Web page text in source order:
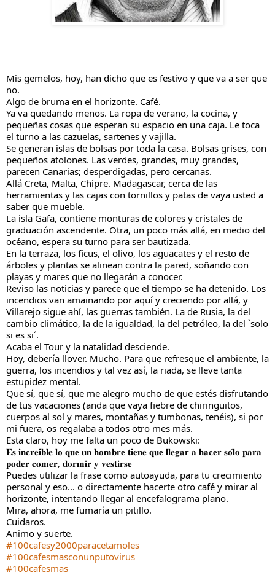
Mis gemelos, hoy, han dicho que es festivo y que va a ser que
no.
Algo de bruma en el horizonte. Café.
Ya va quedando menos. La ropa de verano, la cocina, y
pequeñas cosas que esperan su espacio en una caja. Le toca
el turno a las cazuelas, sartenes y vajilla.
Se generan islas de bolsas por toda la casa. Bolsas grises, con
pequeños atolones. Las verdes, grandes, muy grandes,
parecen Canarias; desperdigadas, pero cercanas.
Allá Creta, Malta, Chipre. Madagascar, cerca de las
herramientas y las cajas con tornillos y patas de vaya usted a
saber que mueble.
La isla Gafa, contiene monturas de colores y cristales de
graduación ascendente. Otra, un poco más allá, en medio del
océano, espera su turno para ser bautizada.
En la terraza, los ficus, el olivo, los aguacates y el resto de
árboles y plantas se alinean contra la pared, soñando con
playas y mares que no llegarán a conocer.
Reviso las noticias y parece que el tiempo se ha detenido. Los
incendios van amainando por aquí y creciendo por allá, y
Villarejo sigue ahí, las guerras también. La de Rusia, la del
cambio climático, la de la igualdad, la del petróleo, la del `solo
si es si´.
Acaba el Tour y la natalidad desciende.
Hoy, debería llover. Mucho. Para que refresque el ambiente, la
guerra, los incendios y tal vez así, la riada, se lleve tanta
estupidez mental.
Que sí, que sí, que me alegro mucho de que estés disfrutando
de tus vacaciones (anda que vaya fiebre de chiringuitos,
cuerpos al sol y mares, montañas y tumbonas, tenéis), si por
mi fuera, os regalaba a todos otro mes más.
Esta claro, hoy me falta un poco de Bukowski:
𝐄𝐬 𝐢𝐧𝐜𝐫𝐞𝐢́𝐛𝐥𝐞 𝐥𝐨 𝐪𝐮𝐞 𝐮𝐧 𝐡𝐨𝐦𝐛𝐫𝐞 𝐭𝐢𝐞𝐧𝐞 𝐪𝐮𝐞 𝐥𝐥𝐞𝐠𝐚𝐫 𝐚 𝐡𝐚𝐜𝐞𝐫 𝐬𝐨́𝐥𝐨 𝐩𝐚𝐫𝐚
𝐩𝐨𝐝𝐞𝐫 𝐜𝐨𝐦𝐞𝐫, 𝐝𝐨𝐫𝐦𝐢𝐫 𝐲 𝐯𝐞𝐬𝐭𝐢𝐫𝐬𝐞
Puedes utilizar la frase como autoayuda, para tu crecimiento
personal y eso... o directamente hacerte otro café y mirar al
horizonte, intentando llegar al encefalograma plano.
Mira, ahora, me fumaría un pitillo.
Cuidaros.
Animo y suerte.
#100cafesy2000paracetamoles
#100cafesmasconunputovirus
#100cafesmas